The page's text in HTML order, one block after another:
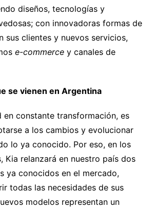
diseños, tecnologías y
con innovadoras formas de
sus clientes y nuevos servicios,
e-commercey canales de
se vienen en Argentina
en constante transformación, es
a los cambios y evolucionar
lo ya conocido. Por eso, en los
Kia relanzará en nuestro país dos
ya conocidos en el mercado,
todas las necesidades de sus
modelos representan un